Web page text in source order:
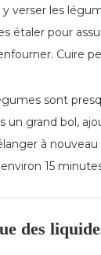
verser les
étaler pour
Cuire
sont
un grand bol,
à
15
des